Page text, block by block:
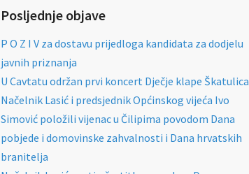
Posljednje objave
P O Z I V za dostavu prijedloga kandidata za dodjelu
javnih priznanja
U Cavtatu održan prvi koncert Dječje klape Škatulica
Načelnik Lasić i predsjednik Općinskog vijeća Ivo
Simović položili vijenac u Čilipima povodom Dana
pobjede i domovinske zahvalnosti i Dana hrvatskih
branitelja